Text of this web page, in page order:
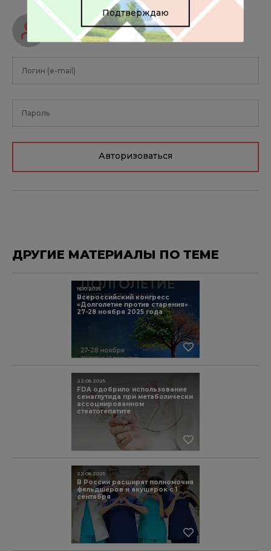
Авторизуйтесь, чтобы оставить
комментарий
Авторизоваться
ДРУГИЕ МАТЕРИАЛЫ ПО ТЕМЕ
Всероссийский конгресс
«Долголетие против старения»
27-28 ноября 2025 года
15.10.2025
FDA одобрило использование
семаглутида при метаболически
ассоциированном
стеатогепатите
22.08.2025
В России расширят полномочия
фельдшеров и акушерок с 1
сентября
22.08.2025
Подтверждаю